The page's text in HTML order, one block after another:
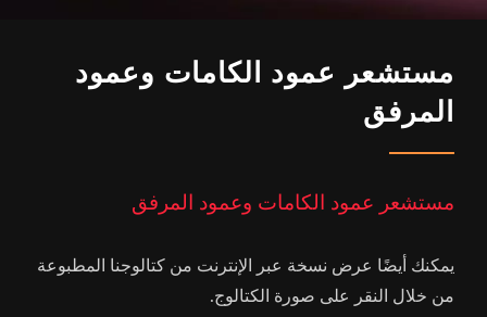
Ignition System Co., Ltd.
مستشعر عمود الكامات وعمود
المرفق
مستشعر عمود الكامات وعمود المرفق
يمكنك أيضًا عرض نسخة عبر الإنترنت من كتالوجنا المطبوعة
من خلال النقر على صورة الكتالوج.